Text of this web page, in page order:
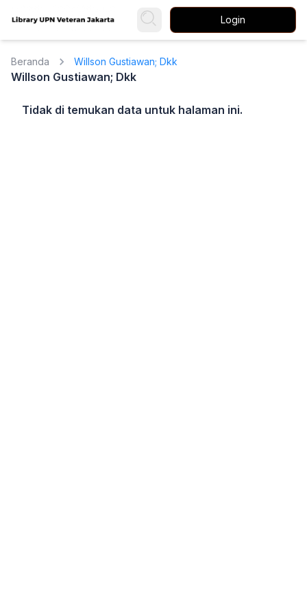
Login
Beranda Willson Gustiawan; Dkk
Willson Gustiawan; Dkk
Tidak di temukan data untuk halaman ini.